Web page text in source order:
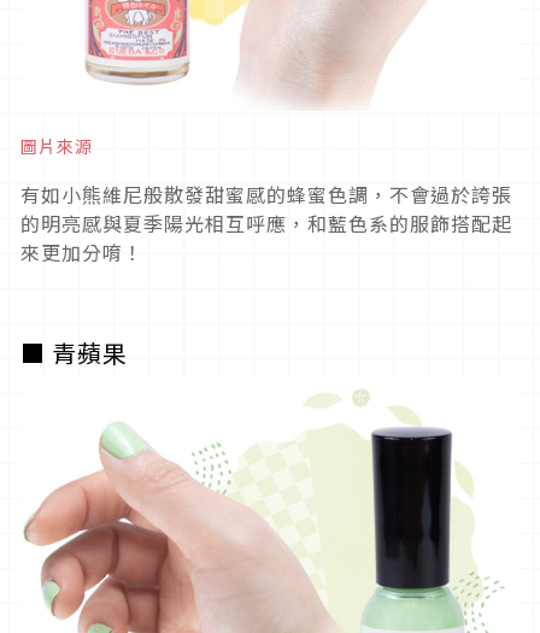
圖片來源
有如小熊維尼般散發甜蜜感的蜂蜜色調，不會過於誇張
的明亮感與夏季陽光相互呼應，和藍色系的服飾搭配起
來更加分唷！
■ 青蘋果